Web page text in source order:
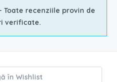
Toate recenziile provin de
verificate.
în Wishlist